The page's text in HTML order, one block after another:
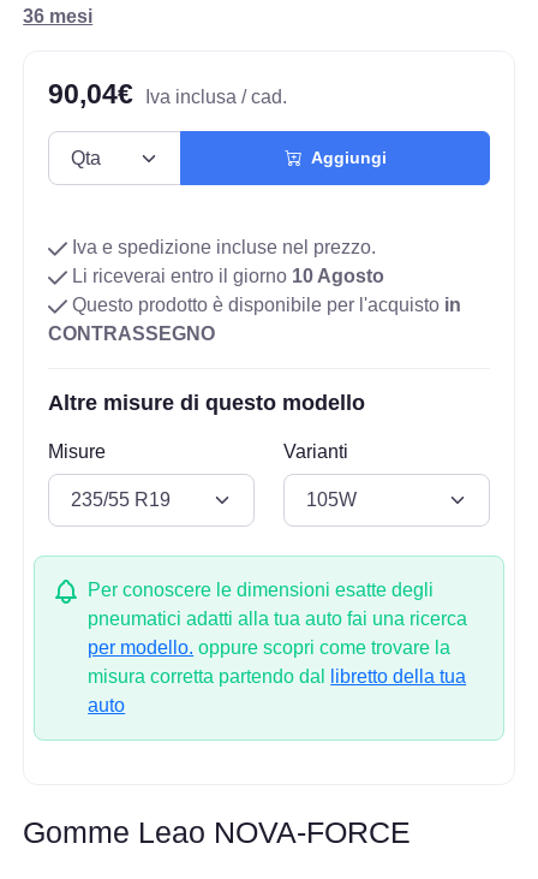
36 mesi
90,04€ Iva inclusa / cad.
Aggiungi
Iva e spedizione incluse nel prezzo.
Li riceverai entro il giorno 10 Agosto
Questo prodotto è disponibile per l'acquisto in
CONTRASSEGNO
Altre misure di questo modello
Misure Varianti
Per conoscere le dimensioni esatte degli
pneumatici adatti alla tua auto fai una ricerca
per modello. oppure scopri come trovare la
misura corretta partendo dal
libretto della tua
auto
Gomme Leao NOVA-FORCE